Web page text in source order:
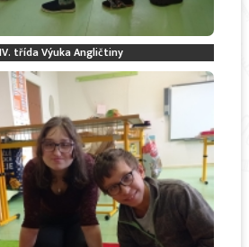
IV. třída Výuka Angličtiny